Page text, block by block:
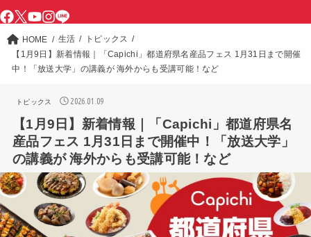
HOME 生活
トピックス
【1月9日】新着情報｜「Capichi」都道府県名産品フェス 1月31日まで開催
中！「放送大学」の講義が 海外からも受講可能！など
トピックス 2026.01.09
【1月9日】新着情報｜「Capichi」都道府県名
産品フェス 1月31日まで開催中！「放送大学」
の講義が 海外からも受講可能！など